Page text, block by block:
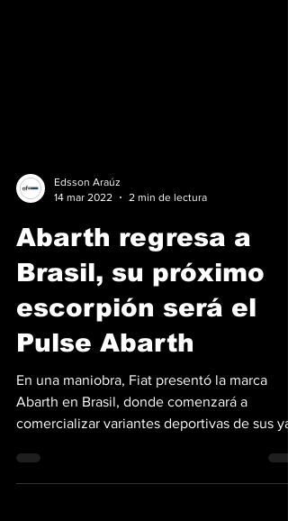
Edsson Araúz
Abarth regresa a
Brasil, su próximo
escorpión será el
Pulse Abarth
En una maniobra, Fiat presentó la marca
Abarth en Brasil, donde comenzará a
populares...